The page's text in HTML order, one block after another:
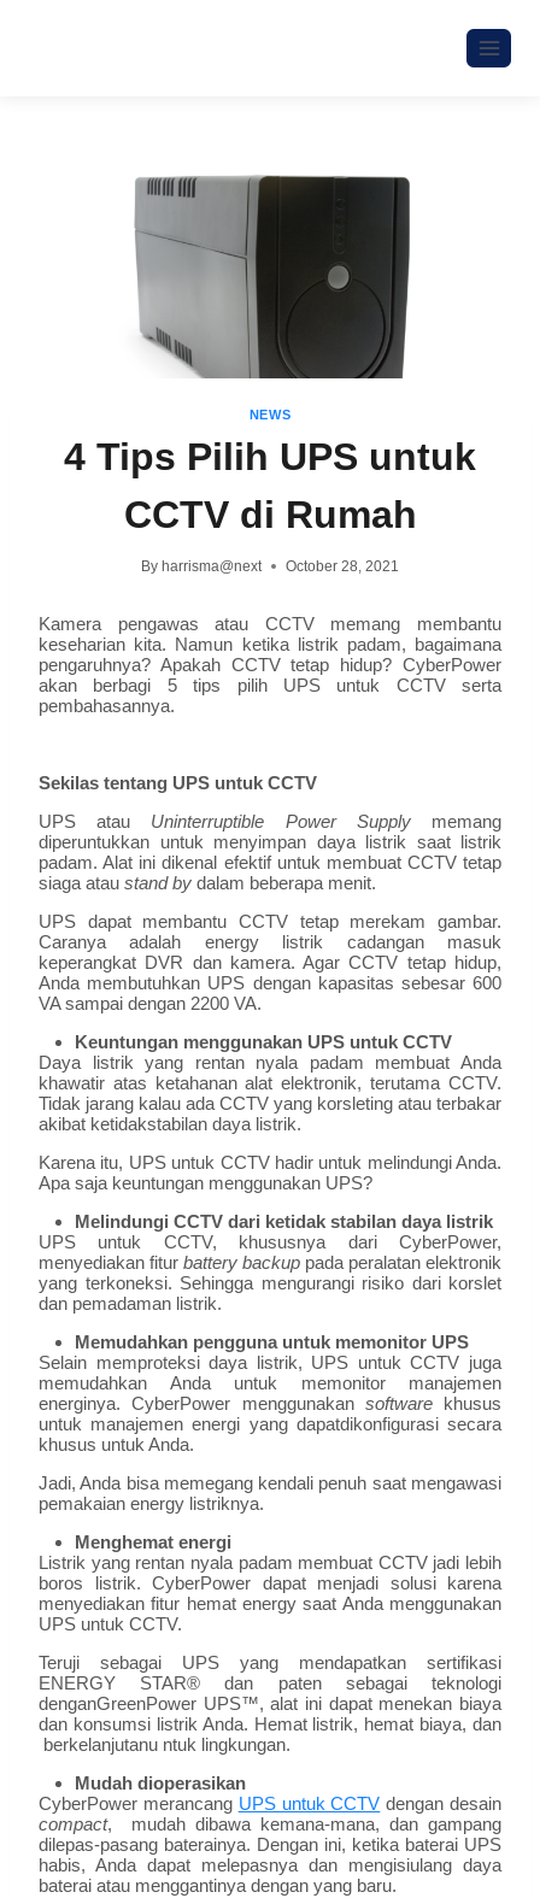
NEWS
4 Tips Pilih UPS untuk
CCTV di Rumah
By harrisma@next October 28, 2021
Kamera pengawas atau CCTV memang membantu
keseharian kita. Namun ketika listrik padam, bagaimana
pengaruhnya? Apakah CCTV tetap hidup? CyberPower
akan berbagi 5 tips pilih UPS untuk CCTV serta
pembahasannya.
Sekilas tentang UPS untuk CCTV
UPS atau Uninterruptible Power Supply memang
diperuntukkan untuk menyimpan daya listrik saat listrik
padam. Alat ini dikenal efektif untuk membuat CCTV tetap
siaga atau stand by dalam beberapa menit.
UPS dapat membantu CCTV tetap merekam gambar.
Caranya adalah energy listrik cadangan masuk
keperangkat DVR dan kamera. Agar CCTV tetap hidup,
Anda membutuhkan UPS dengan kapasitas sebesar 600
VA sampai dengan 2200 VA.
Keuntungan menggunakan UPS untuk CCTV
Daya listrik yang rentan nyala padam membuat Anda
khawatir atas ketahanan alat elektronik, terutama CCTV.
Tidak jarang kalau ada CCTV yang korsleting atau terbakar
akibat ketidakstabilan daya listrik.
Karena itu, UPS untuk CCTV hadir untuk melindungi Anda.
Apa saja keuntungan menggunakan UPS?
Melindungi CCTV dari ketidak stabilan daya listrik
UPS untuk CCTV, khususnya dari CyberPower,
menyediakan fitur battery backup pada peralatan elektronik
yang terkoneksi. Sehingga mengurangi risiko dari korslet
dan pemadaman listrik.
Memudahkan pengguna untuk memonitor UPS
Selain memproteksi daya listrik, UPS untuk CCTV juga
memudahkan Anda untuk memonitor manajemen
energinya. CyberPower menggunakan software khusus
untuk manajemen energi yang dapatdikonfigurasi secara
khusus untuk Anda.
Jadi, Anda bisa memegang kendali penuh saat mengawasi
pemakaian energy listriknya.
Menghemat energi
Listrik yang rentan nyala padam membuat CCTV jadi lebih
boros listrik. CyberPower dapat menjadi solusi karena
menyediakan fitur hemat energy saat Anda menggunakan
UPS untuk CCTV.
Teruji sebagai UPS yang mendapatkan sertifikasi
ENERGY STAR® dan paten sebagai teknologi
denganGreenPower UPS™, alat ini dapat menekan biaya
dan konsumsi listrik Anda. Hemat listrik, hemat biaya, dan
berkelanjutanu ntuk lingkungan.
Mudah dioperasikan
CyberPower merancang UPS untuk CCTV dengan desain
compact, mudah dibawa kemana-mana, dan gampang
dilepas-pasang baterainya. Dengan ini, ketika baterai UPS
habis, Anda dapat melepasnya dan mengisiulang daya
baterai atau menggantinya dengan yang baru.